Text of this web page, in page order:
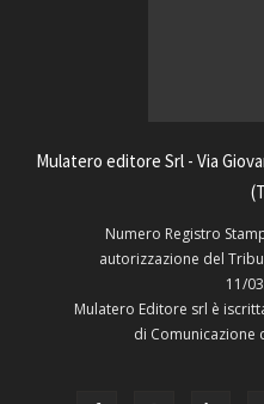
Mulatero editore Srl - Via
Numero Registro
autorizzazione del
11/
Mulatero Editore srl è
di Comunicazione